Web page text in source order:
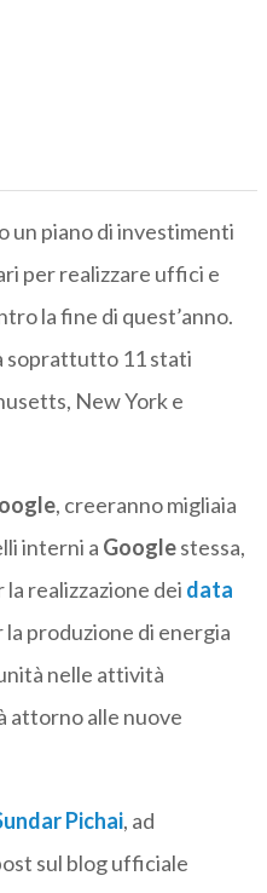
un piano di investimenti
per realizzare uffici e
la fine di quest’anno.
soprattutto 11 stati
New York e
, creeranno migliaia
interni a Googlestessa,
realizzazione dei data
produzione di energia
nelle attività
attorno alle nuove
Pichai, ad
sul blog ufficiale